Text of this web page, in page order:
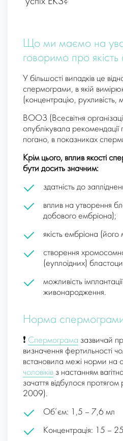
Що ми маємо на
говоримо про
У більшості випадків це
спермограми, в якій
(концентрацію, рухливість,
ВООЗ (Всесвітня
опублікувала
погано, в показниках
Крім цього, вплив якості
бути досить значним:
здатність до
вплив на утворення
добового ембріона);
якість ембріона (його
створення
(еуплоідних)
можливість
живонародження.
Норма
❗ Спермограма зазвичай
визначення фертильності
встановила межі норми на
чоловіків з настанням
зачаття відбулося
2009).
Об’єм: 1,5 – 7,6 мл
Концентрація: 15 –